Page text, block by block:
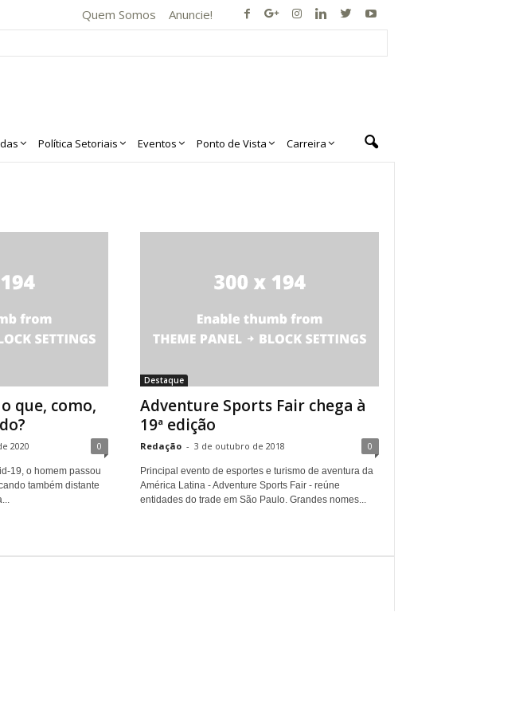
Quem Somos Anuncie!
Política Setoriais Eventos Ponto de Vista Carreira
que, como,
2020 0
19, o homem passou
também distante
Destaque
Adventure Sports Fair chega à
19ª edição
Redação - 3 de outubro de 2018 0
Principal evento de esportes e turismo de aventura da
América Latina - Adventure Sports Fair - reúne
entidades do trade em São Paulo. Grandes nomes...